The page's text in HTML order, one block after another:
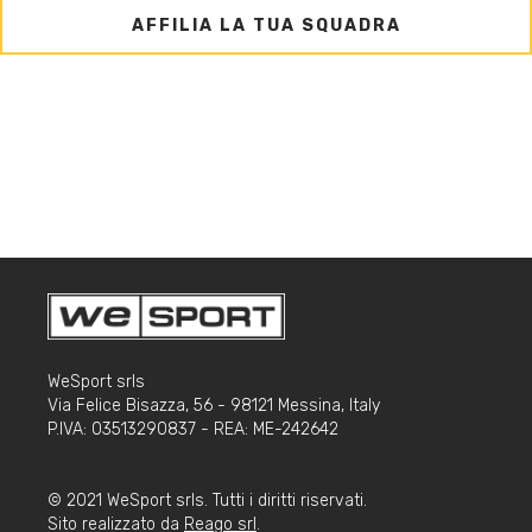
AFFILIA LA TUA SQUADRA
WeSport srls
Via Felice Bisazza, 56 - 98121 Messina, Italy
P.IVA: 03513290837 - REA: ME-242642
© 2021 WeSport srls. Tutti i diritti riservati.
Sito realizzato da Reago srl .